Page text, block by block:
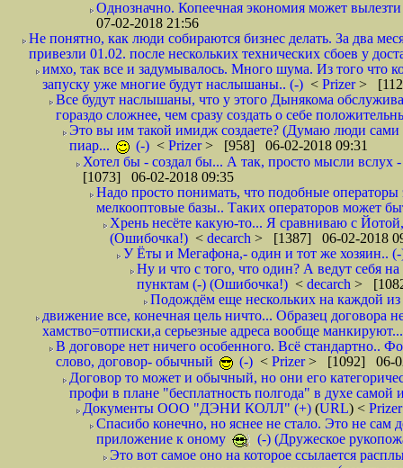
Однозначно. Копеечная экономия может
07-02-2018 21:56
Не понятно, как люди собираются бизнес делать. За два
привезли 01.02. после нескольких технических сбоев у
имхо, так все и задумывалось. Много шума. Из того что
запуску уже многие будут наслышаны.. (-) < Prizer>
Все будут наслышаны, что у этого Дынякома
гораздо сложнее, чем сразу создать о себе
Это вы им такой имидж создаете? (Думаю люди сами
пиар...
(-) < Prizer> [958] 06-02-2018 09:31
Хотел бы - создал бы... А так, просто мысли вслух
[1073] 06-02-2018 09:35
Надо просто понимать, что подобные
мелкооптовые базы.. Таких операторов может
Хрень несёте какую-то... Я сравниваю с
(Ошибочка!) < decarch > [1387] 06-02-2018
У Ёты и Мегафона,- один и тот же хозяин..
Ну и что с того, что один? А ведут себя
пунктам (-) (Ошибочка!) < decarch >
Подождём еще нескольких на каждой из
движение все, конечная цель ничто... Образец договора
хамство=отписки,а серьезные адреса вообще
В договоре нет ничего особенного. Всё стандартно..
слово, договор- обычный
(-) < Prizer> [1092] 06-
Договор то может и обычный, но они его
профи в плане "бесплатность полгода" в духе
Документы ООО "ДЭНИ КОЛЛ" (+) (URL) <
Спасибо конечно, но яснее не стало. Это не сам
приложение к оному
(-) (Дружеское
Это вот самое оно на которое ссылается